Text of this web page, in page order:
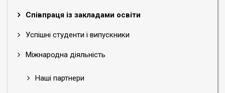
Співпраця із закладами освіти
Успішні студенти і випускники
Міжнародна діяльність
Наші партнери